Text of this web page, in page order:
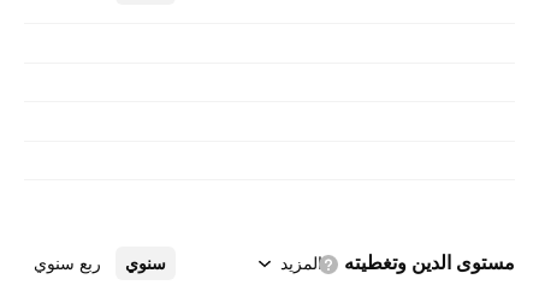
مستوى الدين وتغطيته سنوي ربع سنوي المزيد